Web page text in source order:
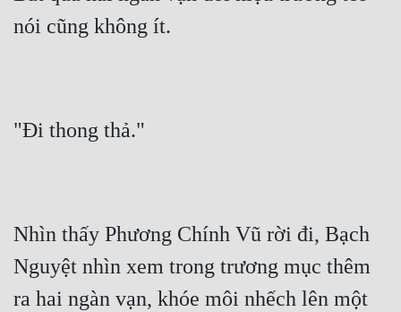
nói cũng không ít.
"Đi thong thả."
Nhìn thấy Phương Chính Vũ rời đi, Bạch
Nguyệt nhìn xem trong trương mục thêm
ra hai ngàn vạn, khóe môi nhếch lên một